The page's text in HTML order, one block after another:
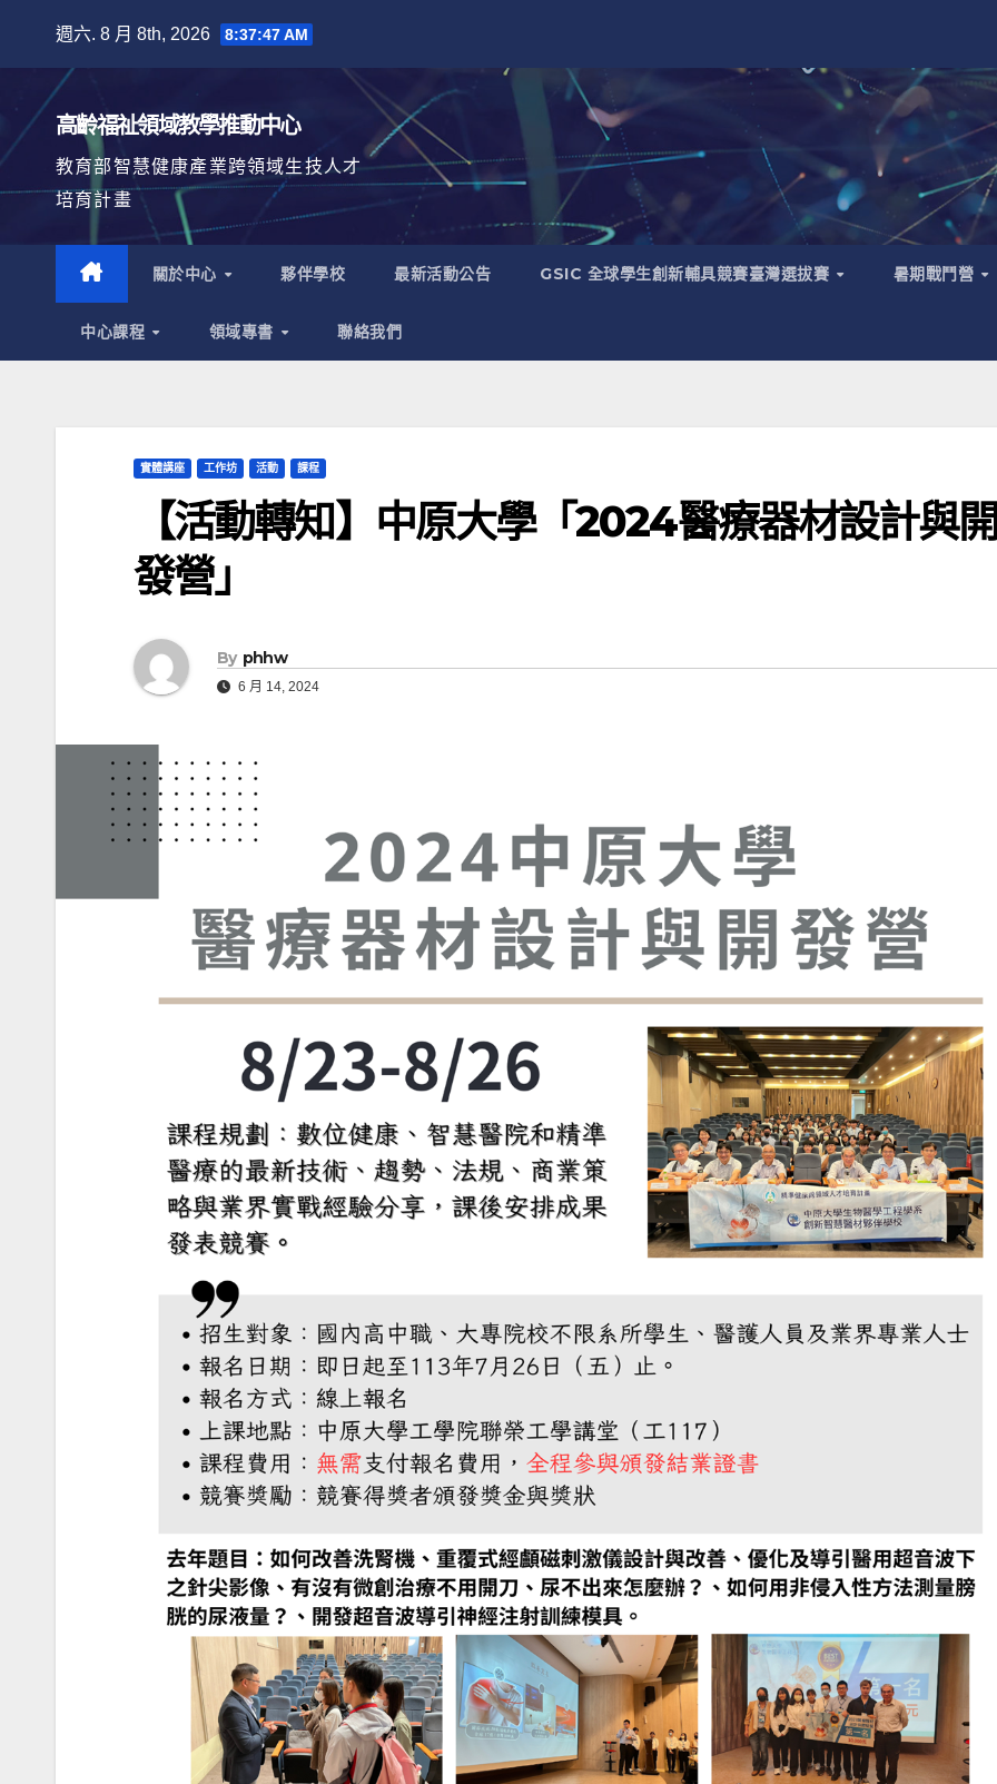
週六. 8 月 8th, 2026 8:37:48 AM
高齡福祉領域教學推動中心
教育部智慧健康產業跨領域生技人才
培育計畫
關於中心 夥伴學校 最新活動公告 GSIC 全球學生創新輔具競賽臺灣選拔賽 暑期戰鬥營
中心課程 領域專書 聯絡我們
實體講座 工作坊 活動 課程
【活動轉知】中原大學「2024醫療器材設計與
發營」
By phhw
6 月 14, 2024